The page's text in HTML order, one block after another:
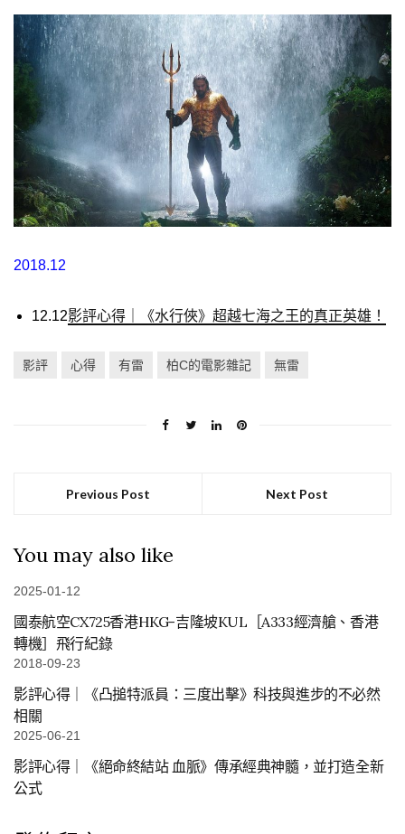
2018.12
12.12影評心得｜《水行俠》超越七海之王的真正英雄！
影評 心得 有雷 柏C的電影雜記 無雷
Previous Post Next Post
You may also like
2025-01-12
國泰航空CX725香港HKG-吉隆坡KUL［A333經濟艙、香港
轉機］飛行紀錄
2018-09-23
影評心得｜《凸搥特派員：三度出擊》科技與進步的不必然
相關
2025-06-21
影評心得｜《絕命終結站 血脈》傳承經典神髓，並打造全新
公式